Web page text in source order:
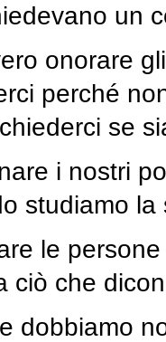
un
onorare
perché
se
i nostri
studiamo la
le
ciò che
dobbiamo